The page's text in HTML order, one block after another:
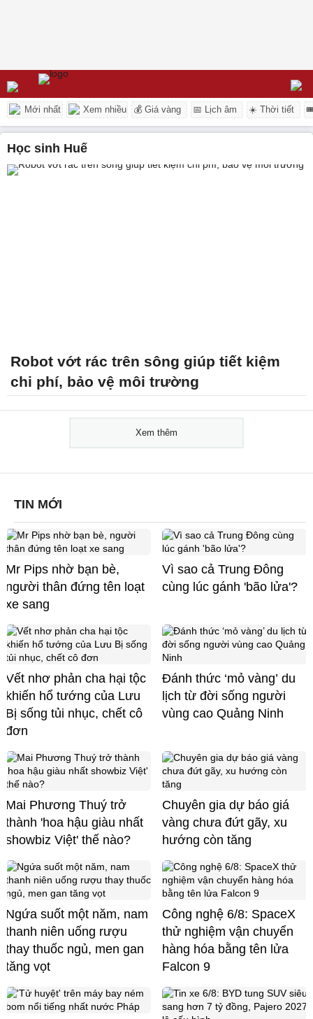
Mới nhất Xem nhiều 💰 Giá vàng 📅 Lịch âm ☀️ Thời tiết
học sinh Huế
Robot vớt rác trên sông giúp tiết kiệm
chi phí, bảo vệ môi trường
Xem thêm
TIN MỚI
Mr Pips nhờ bạn bè,
người thân đứng tên loạt
xe sang
Vì sao cả Trung Đông
cùng lúc gánh 'bão lửa'?
Vết nhơ phản cha hại tộc
khiến hổ tướng của Lưu
Bị sống tủi nhục, chết cô
đơn
Đánh thức ‘mỏ vàng’ du
lịch từ đời sống người
vùng cao Quảng Ninh
Mai Phương Thuý trở
thành 'hoa hậu giàu nhất
showbiz Việt' thế nào?
Chuyên gia dự báo giá
vàng chưa đứt gãy, xu
hướng còn tăng
Ngứa suốt một năm, nam
thanh niên uống rượu
thay thuốc ngủ, men gan
tăng vọt
Công nghệ 6/8: SpaceX
thử nghiệm vận chuyển
hàng hóa bằng tên lửa
Falcon 9